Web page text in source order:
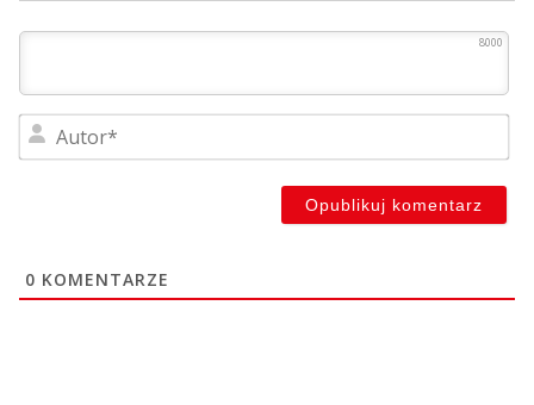
8000
0 KOMENTARZE